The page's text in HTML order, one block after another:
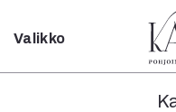
Sulje
Valikko